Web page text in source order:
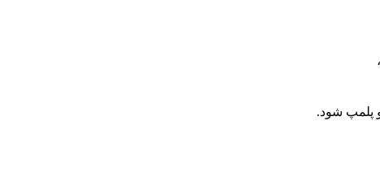
پلمپ شود.